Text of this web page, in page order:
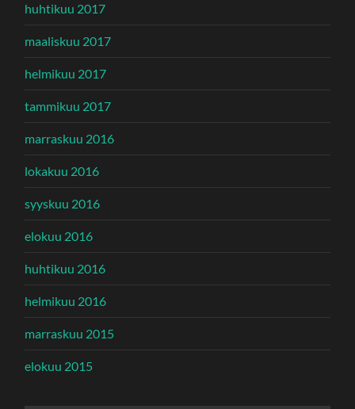
huhtikuu 2017
maaliskuu 2017
helmikuu 2017
tammikuu 2017
marraskuu 2016
lokakuu 2016
syyskuu 2016
elokuu 2016
huhtikuu 2016
helmikuu 2016
marraskuu 2015
elokuu 2015